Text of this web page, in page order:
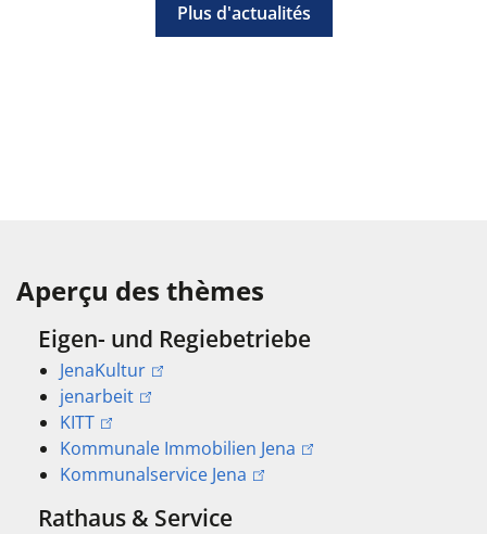
Plus d'actualités
Aperçu des thèmes
Eigen- und Regiebetriebe
JenaKultur
jenarbeit
KITT
Kommunale Immobilien Jena
Kommunalservice Jena
Rathaus & Service